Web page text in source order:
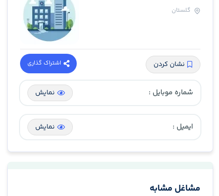
گلستان
نشان کردن اشتراک گذاری
شماره موبایل : نمایش
ایمیل : نمایش
مشاغل مشابه